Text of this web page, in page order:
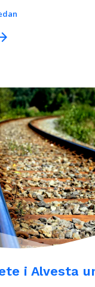
i Alvesta